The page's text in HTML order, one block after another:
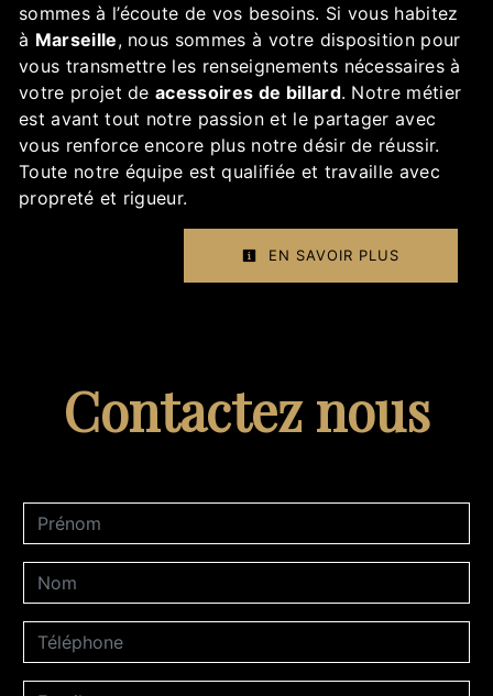
sommes à l’écoute de vos besoins. Si vous habitez
à Marseille, nous sommes à votre disposition pour
vous transmettre les renseignements nécessaires à
votre projet deacessoires de billard. Notre métier
est avant tout notre passion et le partager avec
vous renforce encore plus notre désir de réussir.
Toute notre équipe est qualifiée et travaille avec
propreté et rigueur.
EN SAVOIR PLUS
Contactez nous